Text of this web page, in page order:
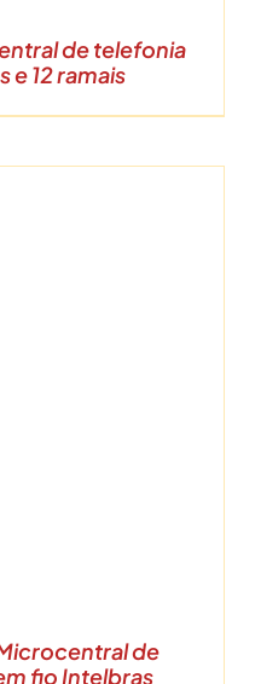
de telefonia
e 12 ramais
de
fio Intelbras